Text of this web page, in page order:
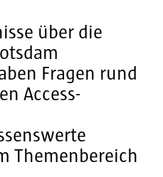
über die
Fragen rund
Access-
Themenbereich